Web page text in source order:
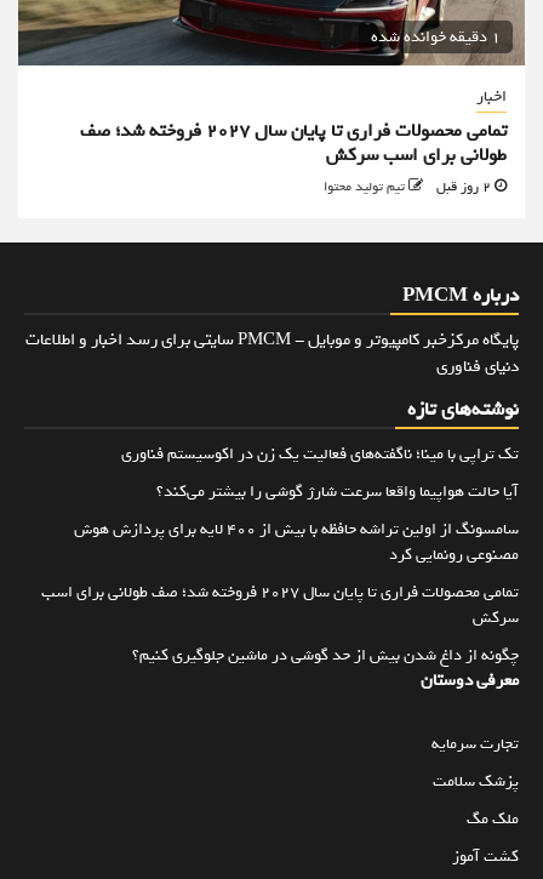
1 دقیقه خوانده شده
اخبار
تمامی محصولات فراری تا پایان سال ۲۰۲۷ فروخته شد؛ صف
طولانی برای اسب سرکش
تیم تولید محتوا
درباره PMCM
پایگاه مرکزخبر کامپیوتر و موبایل - PMCM سایتی برای رسد اخبار و اطلاعات
دنیای فناوری
نوشته‌های تازه
تک تراپی با مینا؛ ناگفته‌های فعالیت یک زن در اکوسیستم فناوری
آیا حالت هواپیما واقعا سرعت شارژ گوشی را بیشتر می‌کند؟
سامسونگ از اولین تراشه حافظه با بیش از ۴۰۰ لایه برای پردازش هوش
مصنوعی رونمایی کرد
تمامی محصولات فراری تا پایان سال ۲۰۲۷ فروخته شد؛ صف طولانی برای اسب
سرکش
چگونه از داغ شدن بیش از حد گوشی در ماشین جلوگیری کنیم؟
معرفی دوستان
تجارت سرمایه
پزشک سلامت
ملک مگ
کشت آموز